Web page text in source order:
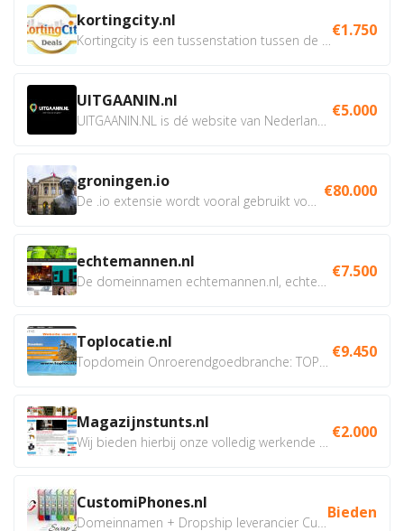
kortingcity.nl €1.750
UITGAANIN.nl €5.000
groningen.io €80.000
echtemannen.nl €7.500
Toplocatie.nl €9.450
Magazijnstunts.nl €2.000
CustomiPhones.nl Bieden